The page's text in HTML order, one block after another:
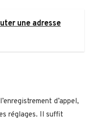
une adresse
d’appel,
réglages. Il suffit